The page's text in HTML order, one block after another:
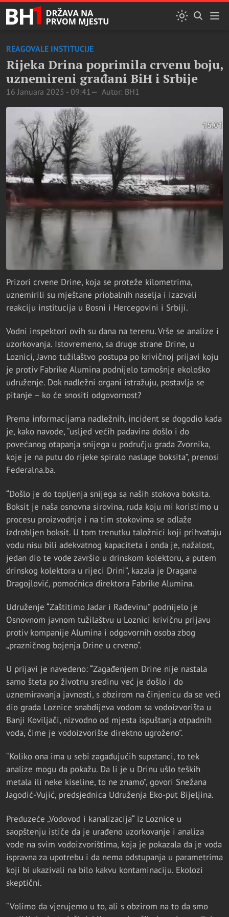
REAGOVALE INSTITUCIJE
Rijeka Drina poprimila crvenu boju,
uznemireni građani BiH i Srbije
16 Januara 2025 - 09:41 Autor: BH1
Prizori crvene Drine, koja se proteže kilometrima,
uznemirili su mještane priobalnih naselja i izazvali
reakciju institucija u Bosni i Hercegovini i Srbiji.
Vodni inspektori ovih su dana na terenu. Vrše se analize i
uzorkovanja. Istovremeno, sa druge strane Drine, u
Loznici, Javno tužilaštvo postupa po krivičnoj prijavi koju
je protiv Fabrike Alumina podnijelo tamošnje ekološko
udruženje. Dok nadležni organi istražuju, postavlja se
pitanje – ko će snositi odgovornost?
Prema informacijama nadležnih, incident se dogodio kada
je, kako navode, “usljed većih padavina došlo i do
povećanog otapanja snijega u području grada Zvornika,
koje je na putu do rijeke spiralo naslage boksita”, prenosi
Federalna.ba.
“Došlo je do topljenja snijega sa naših stokova boksita.
Boksit je naša osnovna sirovina, ruda koju mi koristimo u
procesu proizvodnje i na tim stokovima se odlaže
izdrobljen boksit. U tom trenutku taložnici koji prihvataju
vodu nisu bili adekvatnog kapaciteta i onda je, nažalost,
jedan dio te vode završio u drinskom kolektoru, a putem
drinskog kolektora u rijeci Drini”, kazala je Dragana
Dragojlović, pomoćnica direktora Fabrike Alumina.
Udruženje “Zaštitimo Jadar i Rađevinu” podnijelo je
Osnovnom javnom tužilaštvu u Loznici krivičnu prijavu
protiv kompanije Alumina i odgovornih osoba zbog
„prazničnog bojenja Drine u crveno“.
U prijavi je navedeno: “Zagađenjem Drine nije nastala
samo šteta po životnu sredinu već je došlo i do
uznemiravanja javnosti, s obzirom na činjenicu da se veći
dio grada Loznice snabdijeva vodom sa vodoizvorišta u
Banji Koviljači, nizvodno od mjesta ispuštanja otpadnih
voda, čime je vodoizvorište direktno ugroženo”.
“Koliko ona ima u sebi zagađujućih supstanci, to tek
analize mogu da pokažu. Da li je u Drinu ušlo teških
metala ili neke kiseline, to ne znamo”, govori Snežana
Jagodić-Vujić, predsjednica Udruženja Eko-put Bijeljina.
Preduzeće „Vodovod i kanalizacija“ iz Loznice u
saopštenju ističe da je urađeno uzorkovanje i analiza
vode na svim vodoizvorištima, koja je pokazala da je voda
ispravna za upotrebu i da nema odstupanja u parametrima
koji bi ukazivali na bilo kakvu kontaminaciju. Ekolozi
skeptični.
“Volimo da vjerujemo u to, ali s obzirom na to da smo